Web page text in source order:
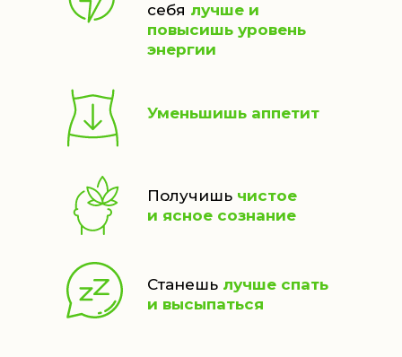
себя лучше и
повысишь уровень
энергии
Уменьшишь аппетит
Получишь чистое
и ясное сознание
Станешь лучше спать
и высыпаться